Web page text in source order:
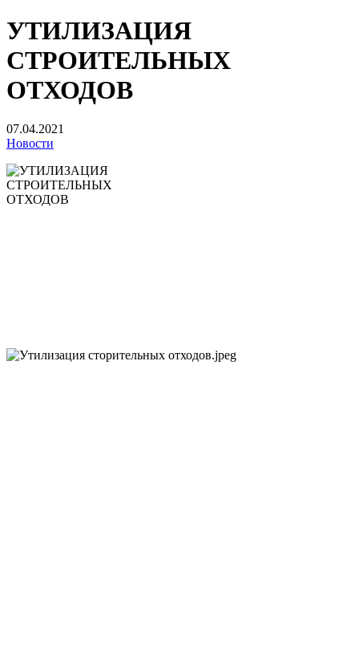
УТИЛИЗАЦИЯ
СТРОИТЕЛЬНЫХ
ОТХОДОВ
07.04.2021
Новости